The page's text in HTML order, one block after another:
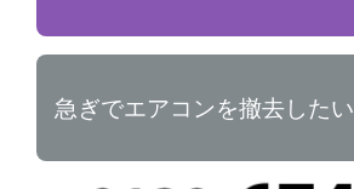
急ぎでエアコンを撤去したい